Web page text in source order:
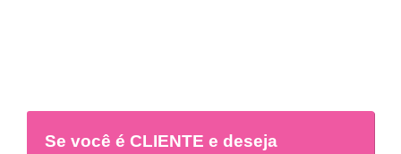
Se você é CLIENTE e deseja